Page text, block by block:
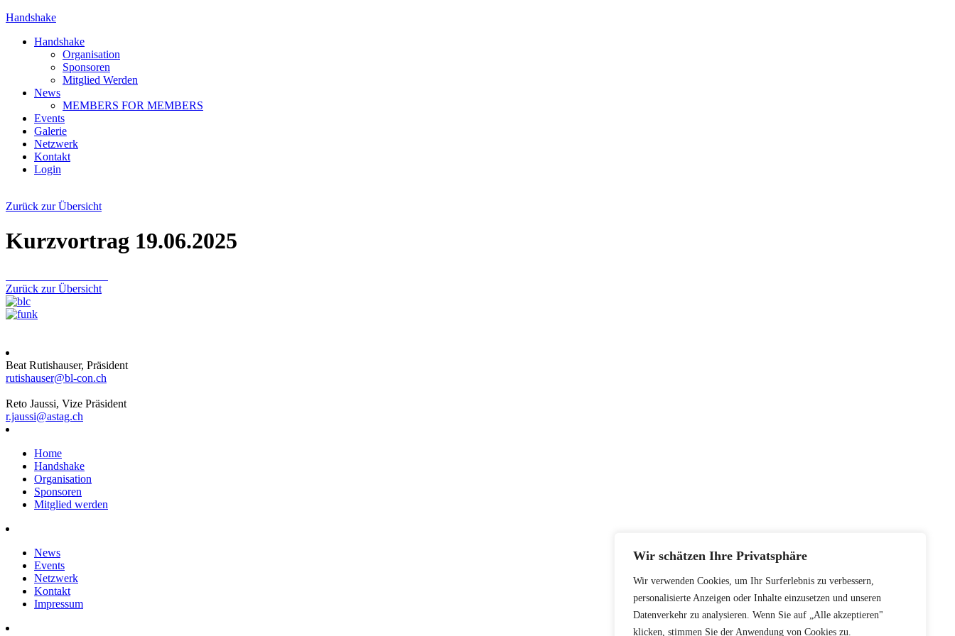
Wir schätzen Ihre Privatsphäre
Wir verwenden Cookies, um Ihr Surferlebnis zu verbessern,
personalisierte Anzeigen oder Inhalte einzusetzen und unseren
Datenverkehr zu analysieren. Wenn Sie auf „Alle akzeptieren"
klicken, stimmen Sie der Anwendung von Cookies zu.
Handshake
Handshake
Organisation
Sponsoren
Mitglied Werden
News
MEMBERS FOR MEMBERS
Events
Galerie
Netzwerk
Kontakt
Login
Zurück zur Übersicht
Kurzvortrag 19.06.2025
Zurück zur Übersicht
Beat Rutishauser, Präsident
rutishauser@bl-con.ch
Reto Jaussi, Vize Präsident
r.jaussi@astag.ch
Home
Handshake
Organisation
Sponsoren
Mitglied werden
News
Events
Netzwerk
Kontakt
Impressum